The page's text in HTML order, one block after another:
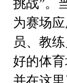
挑战”。
为赛场
员、教
好的体